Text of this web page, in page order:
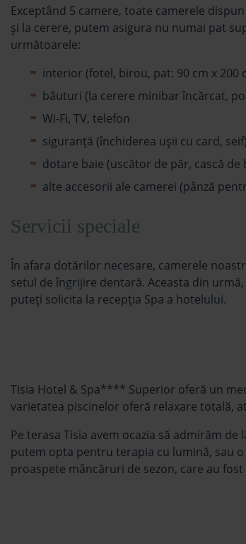
Exceptând 5 camere, toate camerele
şi la cerere, putem asigura nu numai pat
următoarele:
interior (fotel, birou, pat: 90 cm x 200
băuturi (la cerere minibar încărcat,
Wi-Fi, TV, telefon
siguranţă (închiderea uşii cu card,
dotare baie (uscător de păr, cască
alte accesorii ale camerei (pânză
Servicii speciale
În afara dotărilor necesare, camerele
setul de îngrijire dentară. Aceasta din
puteţi solicita la recepţia Spa a hotelului.
Tisia Hotel & Spa**** Superior oferă un
varietatea piscinelor oferă relaxare totală,
Pe terasa Tisia avem ocazia să admirăm
putem opta pentru terapia cu lumină, sau
proaspete mâncăruri de sezon, care au